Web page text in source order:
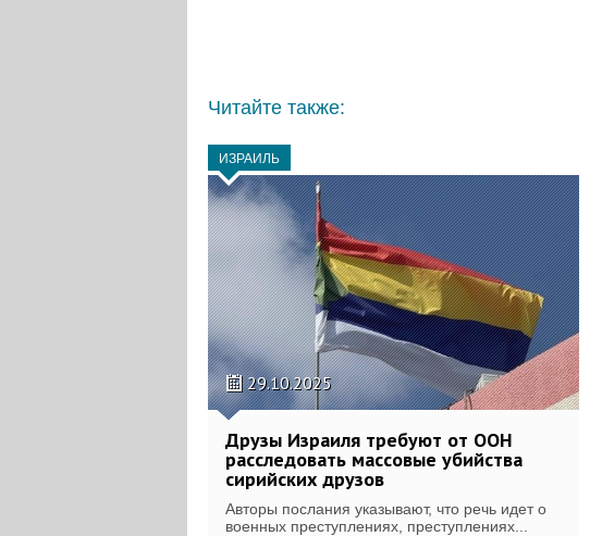
Читайте также:
ИЗРАИЛЬ
29.10.2025
Друзы Израиля требуют от ООН
расследовать массовые убийства
сирийских друзов
Авторы послания указывают, что речь идет о
военных преступлениях, преступлениях...